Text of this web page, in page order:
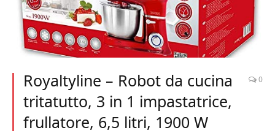
Royaltyline – Robot da cucina
tritatutto, 3 in 1 impastatrice,
frullatore, 6,5 litri, 1900 W
0